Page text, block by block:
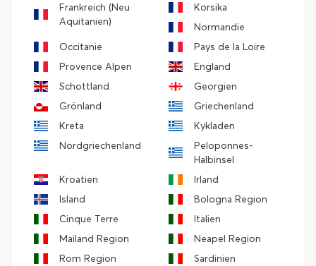
Frankreich (Neu
Aquitanien)
Korsika
Normandie
Occitanie
Pays de la Loire
Provence Alpen
England
Schottland
Georgien
Grönland
Griechenland
Kreta
Kykladen
Nordgriechenland
Peloponnes-
Halbinsel
Kroatien
Irland
Island
Bologna Region
Cinque Terre
Italien
Mailand Region
Neapel Region
Rom Region
Sardinien